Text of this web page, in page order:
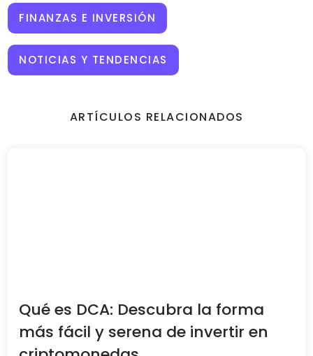
FINANZAS E INVERSIÓN
NOTICIAS Y TENDENCIAS
ARTÍCULOS RELACIONADOS
Qué es DCA: Descubra la forma
más fácil y serena de invertir en